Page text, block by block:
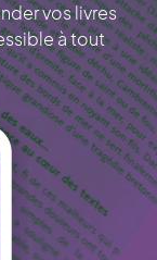
vos livres
à tout